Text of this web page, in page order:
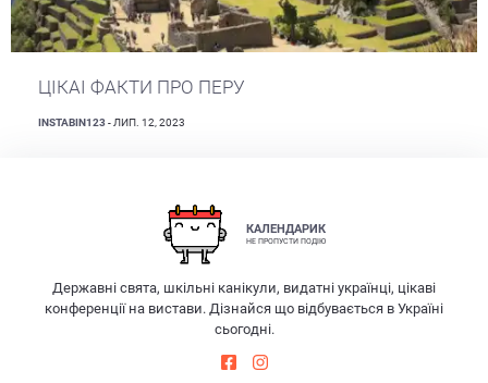
ЦІКАІ ФАКТИ ПРО ПЕРУ
INSTABIN123 - ЛИП. 12, 2023
КАЛЕНДАРИК
НЕ ПРОПУСТИ ПОДІЮ
Державні свята, шкільні канікули, видатні українці, цікаві
конференції на вистави. Дізнайся що відбувається в Україні
сьогодні.